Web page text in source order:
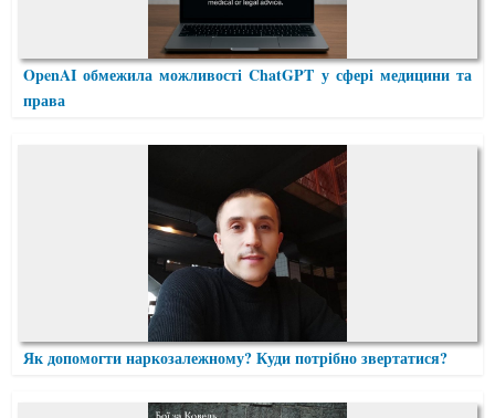
OpenAI обмежила можливості ChatGPT у сфері медицини та
права
Як допомогти наркозалежному? Куди потрібно звертатися?